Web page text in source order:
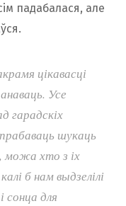
падабалася, але
цікавасці
Усе
гарадскіх
шукаць
можа хто з іх
б нам выдзелілі
для